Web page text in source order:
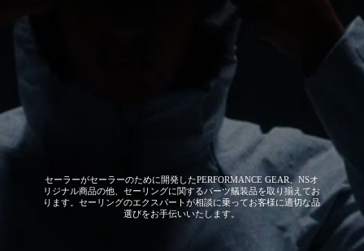
セーラーがセーラーのために開発したPERFORMANCE GEAR、NSオ
リジナル商品の他、セーリングに関するパーツ艤装品を取り揃えてお
ります。セーリングのエクスパートが相談に乗ってお客様に適切な品
選びをお手伝いいたします。